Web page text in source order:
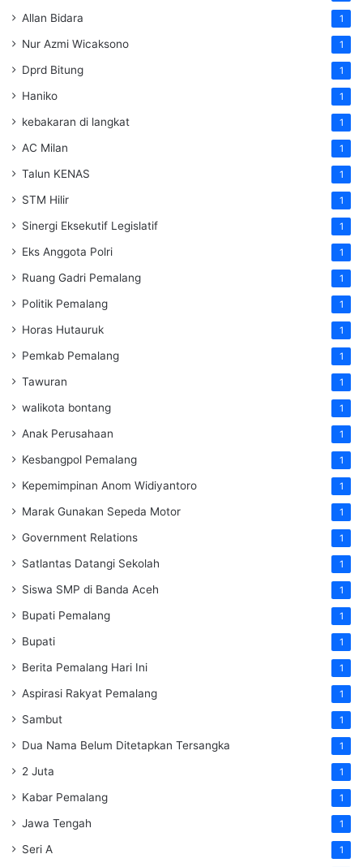
Allan Bidara 1
Nur Azmi Wicaksono 1
Dprd Bitung 1
Haniko 1
kebakaran di langkat 1
AC Milan 1
Talun KENAS 1
STM Hilir 1
Sinergi Eksekutif Legislatif 1
Eks Anggota Polri 1
Ruang Gadri Pemalang 1
Politik Pemalang 1
Horas Hutauruk 1
Pemkab Pemalang 1
Tawuran 1
walikota bontang 1
Anak Perusahaan 1
Kesbangpol Pemalang 1
Kepemimpinan Anom Widiyantoro 1
Marak Gunakan Sepeda Motor 1
Government Relations 1
Satlantas Datangi Sekolah 1
Siswa SMP di Banda Aceh 1
Bupati Pemalang 1
Bupati 1
Berita Pemalang Hari Ini 1
Aspirasi Rakyat Pemalang 1
Sambut 1
Dua Nama Belum Ditetapkan Tersangka 1
2 Juta 1
Kabar Pemalang 1
Jawa Tengah 1
Seri A 1